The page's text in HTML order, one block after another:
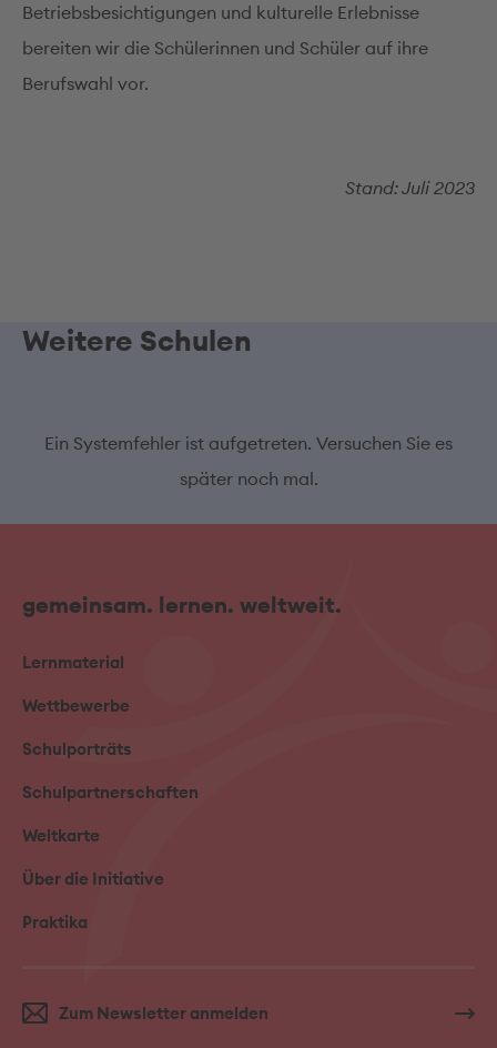
Betriebsbesichtigungen und kulturelle Erlebnisse
bereiten wir die Schülerinnen und Schüler auf ihre
Berufswahl vor.
Stand: Juli 2023
Weitere Schulen
Ein Systemfehler ist aufgetreten. Versuchen Sie es
später noch mal.
gemeinsam. lernen. weltweit.
Lernmaterial
Wettbewerbe
Schulporträts
Schulpartnerschaften
Weltkarte
Über die Initiative
Praktika
Zum Newsletter anmelden